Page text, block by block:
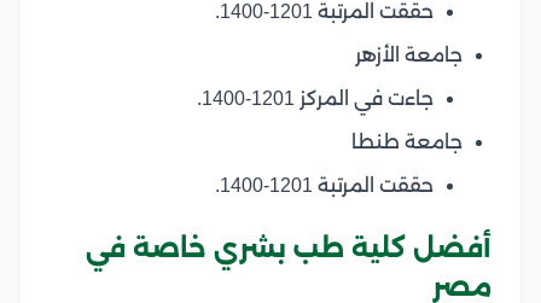
حققت المرتبة 1201-1400.
جامعة الأزهر
جاءت في المركز 1201-1400.
جامعة طنطا
حققت المرتبة 1201-1400.
أفضل كلية طب بشري خاصة في
مصر